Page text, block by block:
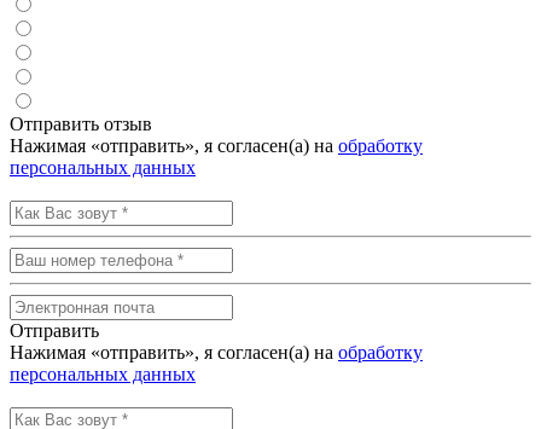
Отправить отзыв
Нажимая «отправить», я согласен(а) на обработку
персональных данных
Отправить
Нажимая «отправить», я согласен(а) на обработку
персональных данных